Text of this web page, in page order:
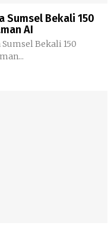
Sumsel Bekali 150
AI
Bekali 150